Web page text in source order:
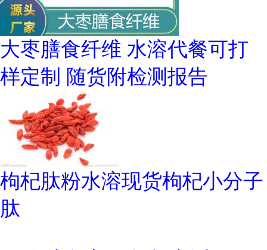
大枣膳食纤维 水溶代餐可打
样定制 随货附检测报告
枸杞肽粉水溶现货枸杞小分子
肽